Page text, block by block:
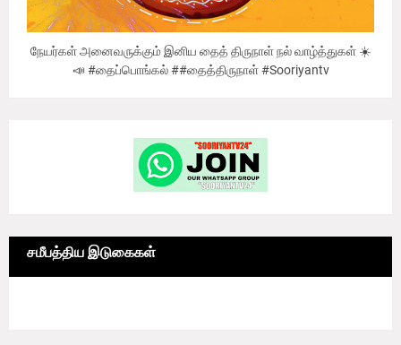
நேயர்கள் அனைவருக்கும் இனிய தைத் திருநாள் நல் வாழ்த்துகள் ☀️
📣 #தைப்பொங்கல் ##தைத்திருநாள் #Sooriyantv
சமீபத்திய இடுகைகள்